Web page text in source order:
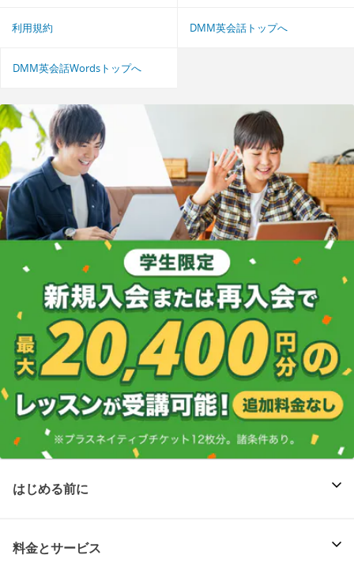
利用規約 DMM英会話トップへ
DMM英会話Wordsトップへ
はじめる前に
料金とサービス